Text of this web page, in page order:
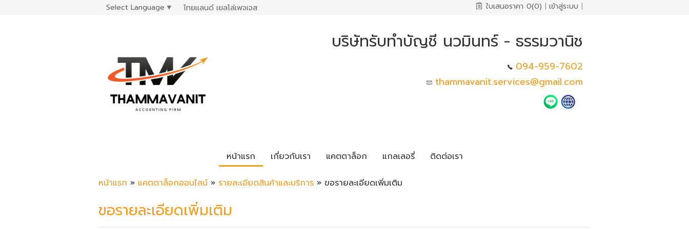
Select Language ▼ ไทยแลนด์ เยลโล่เพจเจส ใบเสนอราคา 0(0) | เข้าสู่ระบบ |
บริษัทรับทำบัญชี นวมินทร์ - ธรรมวานิช
094-959-7602
thammavanit.services@gmail.com
หน้าแรก เกี่ยวกับเรา แคตตาล็อก แกลเลอรี่ ติดต่อเรา
หน้าแรก » แคตตาล็อกออนไลน์ » รายละเอียดสินค้าและบริการ » ขอรายละเอียดเพิ่มเติม
ขอรายละเอียดเพิ่มเติม